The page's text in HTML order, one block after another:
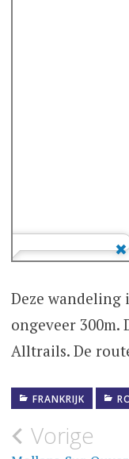
Deze wandeling
ongeveer 300m.
Alltrails. De
FRANKRIJK
Bericht
Vorige